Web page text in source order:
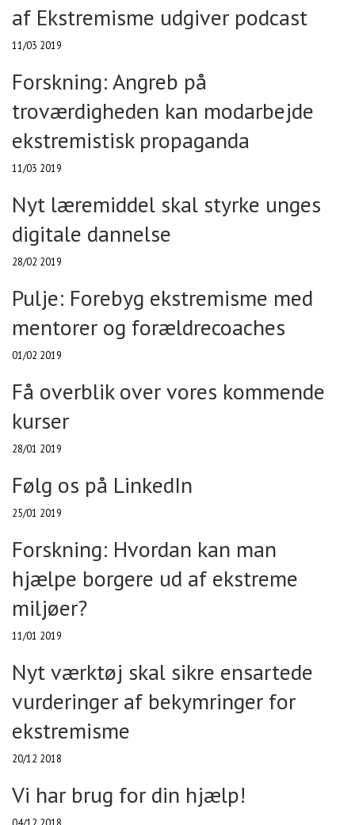
af Ekstremisme udgiver podcast
11/03 2019
Forskning: Angreb på
troværdigheden kan modarbejde
ekstremistisk propaganda
11/03 2019
Nyt læremiddel skal styrke unges
digitale dannelse
28/02 2019
Pulje: Forebyg ekstremisme med
mentorer og forældrecoaches
01/02 2019
Få overblik over vores kommende
kurser
28/01 2019
Følg os på LinkedIn
25/01 2019
Forskning: Hvordan kan man
hjælpe borgere ud af ekstreme
miljøer?
11/01 2019
Nyt værktøj skal sikre ensartede
vurderinger af bekymringer for
ekstremisme
20/12 2018
Vi har brug for din hjælp!